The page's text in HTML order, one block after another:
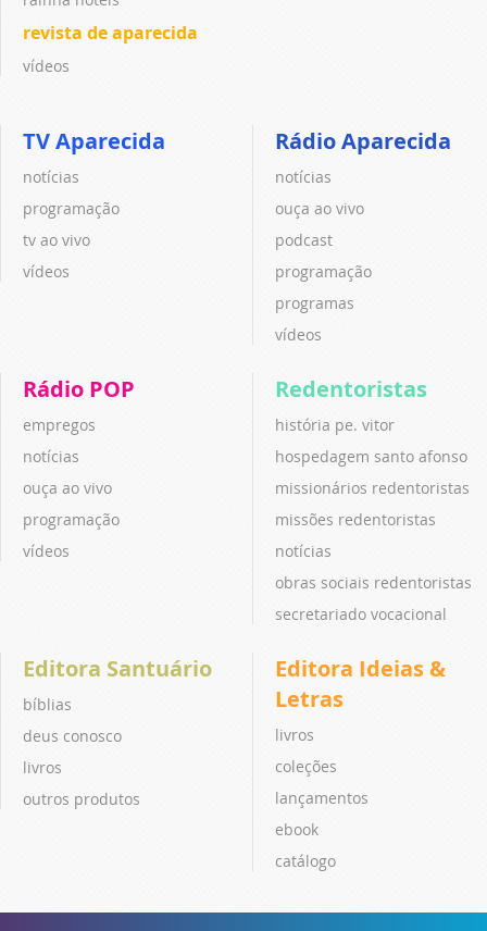
revista de aparecida
vídeos
TV Aparecida
notícias
programação
tv ao vivo
vídeos
Rádio Aparecida
notícias
ouça ao vivo
podcast
programação
programas
vídeos
Rádio POP
empregos
notícias
ouça ao vivo
programação
vídeos
Redentoristas
história pe. vitor
hospedagem santo afonso
missionários redentoristas
missões redentoristas
notícias
obras sociais redentoristas
secretariado vocacional
Editora Santuário
bíblias
deus conosco
livros
outros produtos
Editora Ideias &
Letras
livros
coleções
lançamentos
ebook
catálogo